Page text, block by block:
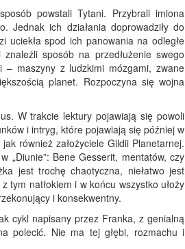
powstali Tytani. Przybrali imiona
Jednak ich działania doprowadziły do
uciekła spod ich panowania na odległe
sposób na przedłużenie swego
– maszyny z ludzkimi mózgami, zwane
planet. Rozpoczyna się wojna
W trakcie lektury pojawiają się powoli
i intryg, które pojawiają się później w
również założyciele Gildii Planetarnej.
„Diunie”: Bene Gesserit, mentatów, czy
jest trochę chaotyczna, niełatwo jest
tym natłokiem i w końcu wszystko ułoży
i konsekwentny.
cykl napisany przez Franka, z genialną
polecić. Nie ma tej głębi, rozmachu i